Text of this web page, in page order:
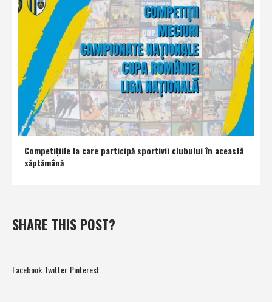
Competiţiile la care participă sportivii clubului în această
săptămână
SHARE THIS POST?
Facebook Twitter Pinterest